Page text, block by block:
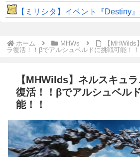
【ミリシタ】イベント『Destiny』最終日8/9 0時時点で
ホーム MHWs
【
ラ復活！！βでアルシュベルドに挑戦可能！！
【MHWilds】ネルスキュ
復活！！βでアルシュベル
能！！